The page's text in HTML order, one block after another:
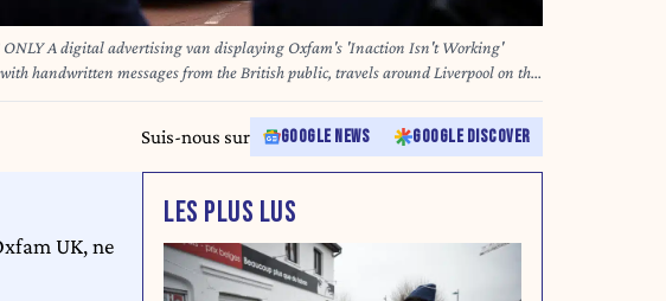
ONLY A digital advertising van displaying Oxfam's 'Inaction Isn't Working'
handwritten messages from the British public, travels around Liverpool on the
Party Conference, as the charity calls for action to be taken to stop the war in
Suis-nous sur GOOGLE NEWS GOOGLE DISCOVER
UK, ne
LES PLUS LUS